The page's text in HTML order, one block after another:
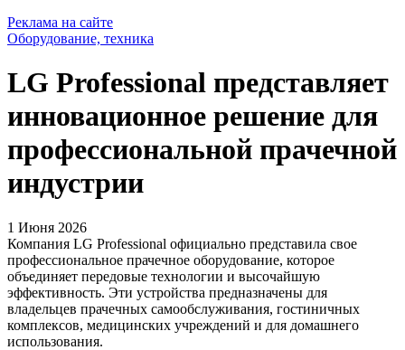
Реклама на сайте
Оборудование, техника
LG Professional представляет
инновационное решение для
профессиональной прачечной
индустрии
1 Июня 2026
Компания LG Professional официально представила свое
профессиональное прачечное оборудование, которое
объединяет передовые технологии и высочайшую
эффективность. Эти устройства предназначены для
владельцев прачечных самообслуживания, гостиничных
комплексов, медицинских учреждений и для домашнего
использования.